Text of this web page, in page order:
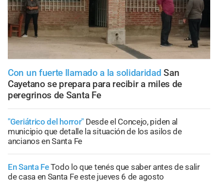
Con un fuerte llamado a la solidaridad San
Cayetano se prepara para recibir a miles de
peregrinos de Santa Fe
"Geriátrico del horror" Desde el Concejo, piden al
municipio que detalle la situación de los asilos de
ancianos en Santa Fe
En Santa FeTodo lo que tenés que saber antes de salir
de casa en Santa Fe este jueves 6 de agosto